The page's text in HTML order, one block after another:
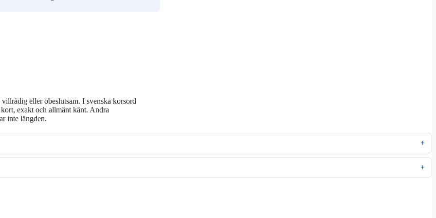
villrådig eller obeslutsam. I svenska korsord
exakt och allmänt känt. Andra
inte längden.